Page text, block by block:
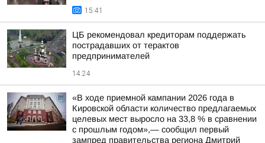
15:41
ЦБ рекомендовал кредиторам поддержать
пострадавших от терактов
предпринимателей
14:24
«В ходе приемной кампании 2026 года в
Кировской области количество предлагаемых
целевых мест выросло на 33,8 % в сравнении
с прошлым годом»,— сообщил первый
зампред правительства региона Дмитрий